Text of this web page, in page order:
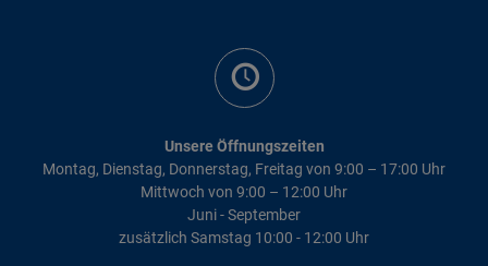
Unsere Öffnungszeiten
Montag, Dienstag, Donnerstag, Freitag von 9:00 – 17:00 Uhr
Mittwoch von 9:00 – 12:00 Uhr
Juni - September
zusätzlich Samstag 10:00 - 12:00 Uhr